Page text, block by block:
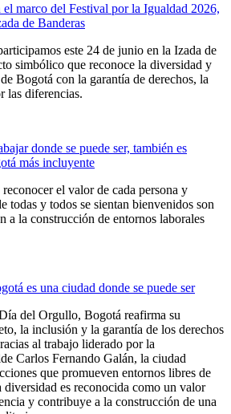
el marco del Festival por la Igualdad 2026,
de Banderas
este 24 de junio en la Izada de
simbólico que reconoce la diversidad y
Bogotá con la garantía de derechos, la
las diferencias.
donde se puede ser, también es
más incluyente
el valor de cada persona y
todas y todos se sientan bienvenidos son
a la construcción de entornos laborales
es una ciudad donde se puede ser
del Orgullo, Bogotá reafirma su
la inclusión y la garantía de los derechos
al trabajo liderado por la
Carlos Fernando Galán, la ciudad
que promueven entornos libres de
es reconocida como un valor
y contribuye a la construcción de una